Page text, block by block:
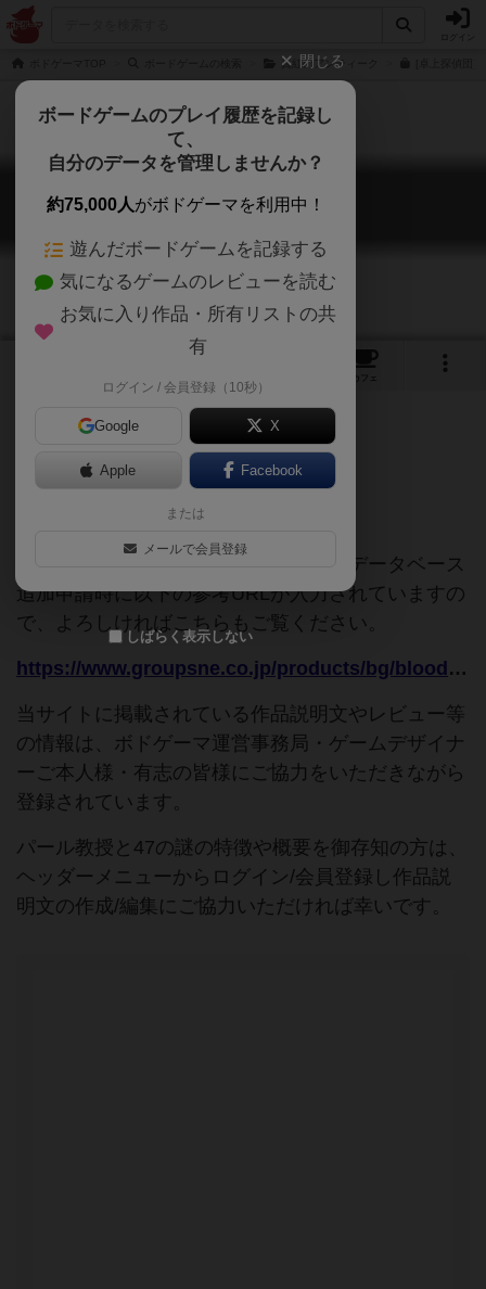
真紅のアンティーク
パール教授と47の謎
Prof. Pearl and the 47th Mystery
カフェ
卓上探偵団
ご協力ください
このページは情報が不足しています。データベース
追加申請時に以下の参考URLが入力されていますの
で、よろしければこちらもご覧ください。
https://www.groupsne.co.jp/products/bg/bloodyantique/t_11.html
当サイトに掲載されている作品説明文やレビュー等
の情報は、ボドゲーマ運営事務局・ゲームデザイナ
ーご本人様・有志の皆様にご協力をいただきながら
登録されています。
パール教授と47の謎の特徴や概要を御存知の方は、
ヘッダーメニューからログイン/会員登録し作品説
明文の作成/編集にご協力いただければ幸いです。
閉じる
ボードゲームのプレイ履歴を記録し
て、
自分のデータを管理しませんか？
約75,000人がボドゲーマを利用中！
遊んだボードゲームを記録する
気になるゲームのレビューを読む
お気に入り作品・所有リストの共
有
ログイン / 会員登録（10秒）
Google X
Apple Facebook
または
メールで会員登録
しばらく表示しない